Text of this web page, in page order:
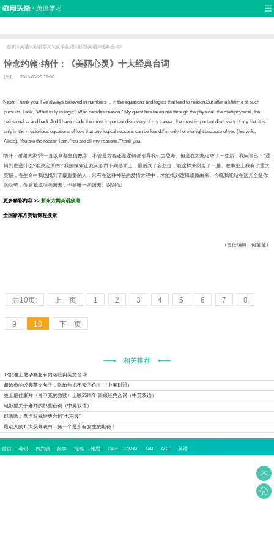
首页>英语>英语学习>娱乐英语>影视英语>经典台词>
悼念约翰·纳什：《美丽心灵》十大经典台词
沪江 2015-05-25 11:06
Thank you. I've always believed in numbers ，in the equations and logics that lead to reason.But after a lifetime of such
pursuits, I ask, "What truly is logic? Who decides reason?"My quest has taken me through the physical, the metaphysical, the
delusional -- and back.And I have made the most important discovery of my career, the most important discovery of my life: It is
only in the mysterious equations of love that any logical reasons can be found.I'm only here tonight because of you (his wife,
Alicia). You are the reason I am. You are all my reasons.Thank you.
：谢谢大家!我一直以来都坚信数字，不管是方程还是逻辑都引导我们去思考。但是在如此追求了一生后，我问自己：“逻
辑到底是什么?谁决定原由?”我的探索让我从形而下到形而上，最后到了妄想症，就这样来回走了一趟。在事业上我有了重大
突破，在生命中我也找到了最重要的人：只有在这种神秘的爱情方程中，才能找到逻辑或原由来。今晚我能站在这儿全是你
的功劳，你是我成功的因素，也是唯一的因素。谢谢你!
更多精彩内容 >> 新东方网英语频道
全国新东方英语课程搜索
（责任编辑：何莹莹）
共10页: 上一页 1 2 3 4 5 6 7 8
9 10 下一页
相关推荐
12部迪士尼动画超有内涵经典英文台词
超治愈的经典英文句子，送给焦虑不安的你！ （中英对照）
史上最佳影片《肖申克的救赎》上映25周年 回顾经典台词（中英双语）
电影里关于老师的那些台词（中英双语）
邱政政：盘点影视经典台词“七宗最”
最动人的10大荧幕表白：第一个是所有女生的期待！
首页 考研 四六级 留学 托福 雅思 GRE GMAT SAT ACT 英语